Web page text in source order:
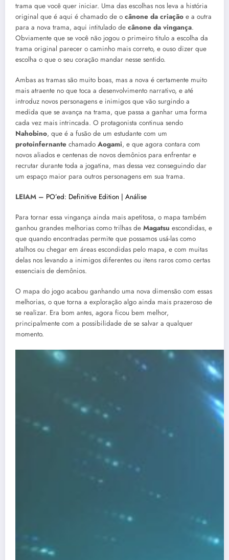
trama que você quer iniciar. Uma das escolhas nos leva a história
original que é aqui é chamado de o cânone da criação e a outra
para a nova trama, aqui intitulado de cânone da vingança.
Obviamente que se você não jogou o primeiro titulo a escolha da
trama original parecer o caminho mais correto, e ouso dizer que
escolha o que o seu coração mandar nesse sentido.
Ambas as tramas são muito boas, mas a nova é certamente muito
mais atraente no que toca a desenvolvimento narrativo, e até
introduz novos personagens e inimigos que vão surgindo a
medida que se avança na trama, que passa a ganhar uma forma
cada vez mais intrincada. O protagonista continua sendo
Nahobino, que é a fusão de um estudante com um
protoinfernante chamado Aogami, e que agora contara com
novos aliados e centenas de novos demônios para enfrentar e
recrutar durante toda a jogatina, mas dessa vez conseguindo dar
um espaço maior para outros personagens em sua trama.
LEIAM – PO’ed: Definitive Edition | Análise
Para tornar essa vingança ainda mais apetitosa, o mapa também
ganhou grandes melhorias como trilhas de Magatsu escondidas, e
que quando encontradas permite que possamos usá-las como
atalhos ou chegar em áreas escondidas pelo mapa, e com muitas
delas nos levando a inimigos diferentes ou itens raros como certas
essenciais de demônios.
O mapa do jogo acabou ganhando uma nova dimensão com essas
melhorias, o que torna a exploração algo ainda mais prazeroso de
se realizar. Era bom antes, agora ficou bem melhor,
principalmente com a possibilidade de se salvar a qualquer
momento.